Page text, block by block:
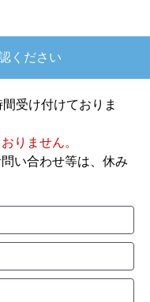
たか？】
かったので少し驚
りましたし、商
非利用したいと
ください
受け付けておりま
りません。
い合わせ等は、休み